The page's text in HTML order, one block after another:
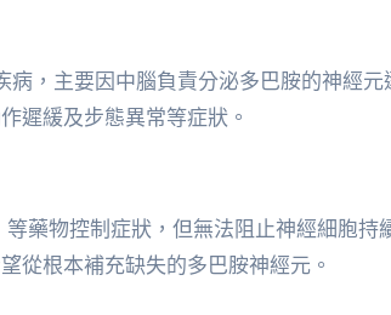
，主要因中腦負責分泌多巴胺的神經
遲緩及步態異常等症狀。
藥物控制症狀，但無法阻止神經細胞持
從根本補充缺失的多巴胺神經元。